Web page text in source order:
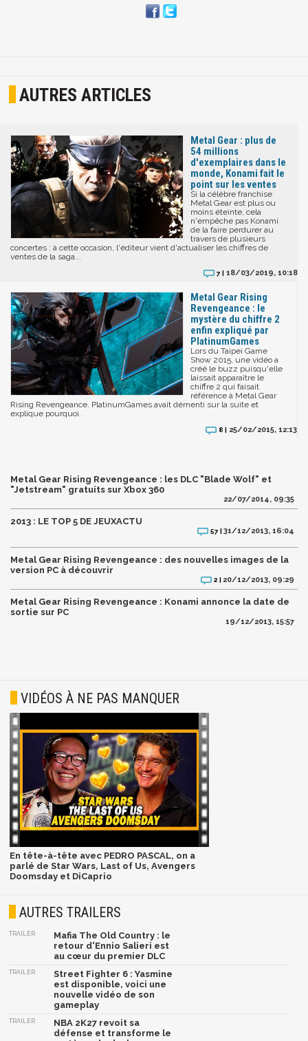
AUTRES ARTICLES
Metal Gear : plus de
54 millions
d'exemplaires dans le
monde, Konami fait le
point sur les ventes
Si la célèbre franchise
Metal Gear est plus ou
moins éteinte, cela
n'empêche pas Konami
de la faire perdurer au
travers de plusieurs
concertes : à cette occasion, l'éditeur vient d'actualiser les chiffres de
ventes de la saga...
7 | 18/03/2019, 10:18
Metal Gear Rising
Revengeance : le
mystère du chiffre 2
enfin expliqué par
PlatinumGames
Lors du Taipei Game
Show 2015, une vidéo a
créé le buzz puisqu'elle
laissait apparaître le
chiffre 2 qui faisait
référence à Metal Gear
Rising Revengeance. PlatinumGames avait démenti sur la suite et
explique pourquoi.
8 | 25/02/2015, 12:13
Metal Gear Rising Revengeance : les DLC "Blade Wolf" et
"Jetstream" gratuits sur Xbox 360
22/07/2014, 09:35
2013 : LE TOP 5 DE JEUXACTU
57 |31/12/2013, 16:04
Metal Gear Rising Revengeance : des nouvelles images de la
version PC à découvrir
2 | 20/12/2013, 09:29
Metal Gear Rising Revengeance : Konami annonce la date de
sortie sur PC
19/12/2013, 15:57
VIDÉOS À NE PAS MANQUER
En tête-à-tête avec PEDRO PASCAL, on a
parlé de Star Wars, Last of Us, Avengers
Doomsday et DiCaprio
AUTRES TRAILERS
TRAILER
Mafia The Old Country : le
retour d'Ennio Salieri est
au cœur du premier DLC
TRAILER
Street Fighter 6 : Yasmine
est disponible, voici une
nouvelle vidéo de son
gameplay
TRAILER
NBA 2K27 revoit sa
défense et transforme le